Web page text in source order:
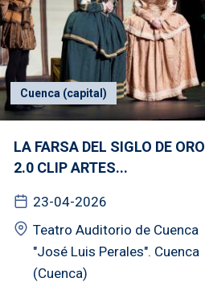
Cuenca (capital)
LA FARSA DEL SIGLO DE ORO
2.0 CLIP ARTES...
23-04-2026
Teatro Auditorio de Cuenca
"José Luis Perales". Cuenca
(Cuenca)